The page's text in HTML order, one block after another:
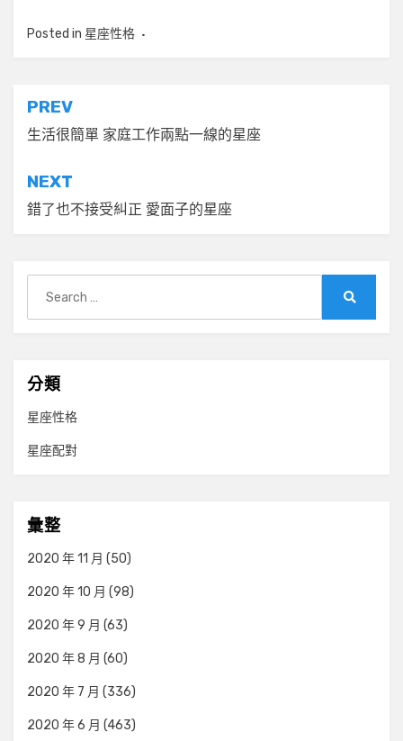
Posted in 星座性格
文
章
導
覽
PREV
生活很簡單 家庭工作兩點一線的星座
NEXT
錯了也不接受糾正 愛面子的星座
for:
分類
星座性格
星座配對
彙整
2020 年 11 月 (50)
2020 年 10 月 (98)
2020 年 9 月 (63)
2020 年 8 月 (60)
2020 年 7 月 (336)
2020 年 6 月 (463)